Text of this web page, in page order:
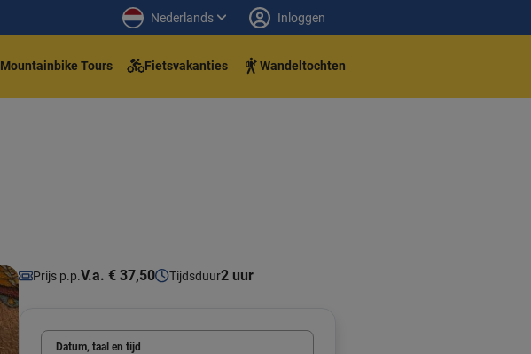
Nederlands Inloggen
Mountainbike Tours Fietsvakanties Wandeltochten
Prijs p.p.V.a. € 37,50 Tijdsduur2 uur
Datum, taal en tijd